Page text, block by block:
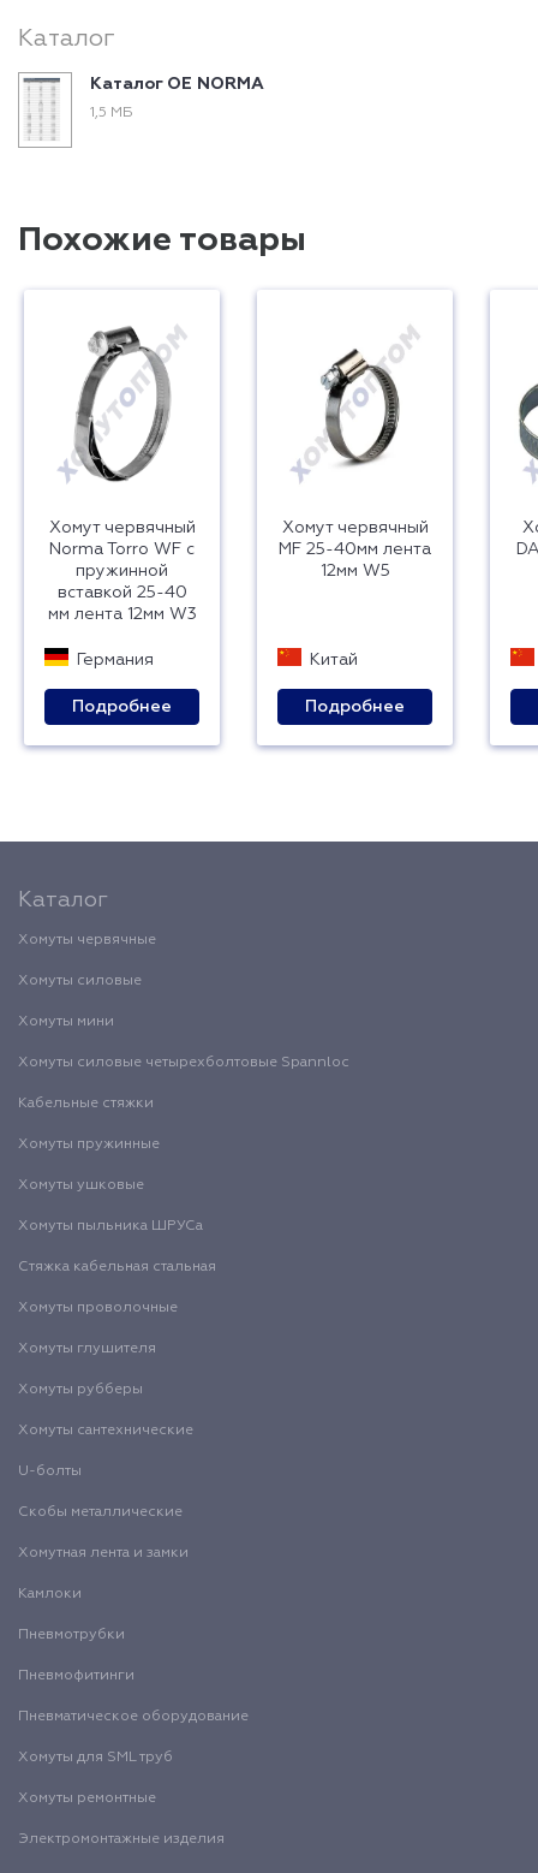
Каталог
Каталог ОЕ NORMA
1,5 МБ
Похожие товары
Хомут червячный
Norma Torro WF с
пружинной
вставкой 25-40
мм лента 12мм W3
Германия
Подробнее
Хомут червячный
MF 25-40мм лента
12мм W5
Китай
Подробнее
Каталог
Хомуты червячные
Хомуты силовые
Хомуты мини
Хомуты силовые четырехболтовые Spannloc
Кабельные стяжки
Хомуты пружинные
Хомуты ушковые
Хомуты пыльника ШРУСа
Стяжка кабельная стальная
Хомуты проволочные
Хомуты глушителя
Хомуты рубберы
Хомуты сантехнические
U-болты
Скобы металлические
Хомутная лента и замки
Камлоки
Пневмотрубки
Пневмофитинги
Пневматическое оборудование
Хомуты для SML труб
Хомуты ремонтные
Электромонтажные изделия